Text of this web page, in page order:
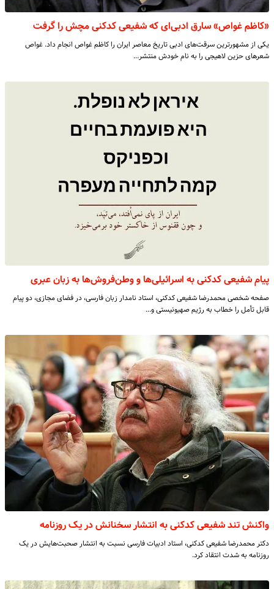
«کاظم غواص» سارق ادبی‌ای که شفیعی کدکنی مچش را گرفت
یکی از مشهورترین سرقت‌های ادبی تاریخ معاصر ایران را کاظم غواص انجام داد. غواص
شعرهای حزین لاهیجی را به نام خودش منتشر…
پیام شفیعی کدکنی به اسرائیلی‌ها و وطن‌فروش‌ها به زبان عبری
صفحه شخصی محمدرضا شفیعی کدکنی، استاد نامدار زبان فارسی، در فضای مجازی، دو پیام
قابل تأمل را خطاب به رژیم صهیونیستی و…
واکنش تند شفیعی کدکنی به انتشار سخنانش در یک روزنامه
دکتر محمدرضا شفیعی کدکنی، استاد ادبیات فارسی نسبت به انتشار صحبت‌هایش در یک
روزنامه به شدت انتقاد کرد.